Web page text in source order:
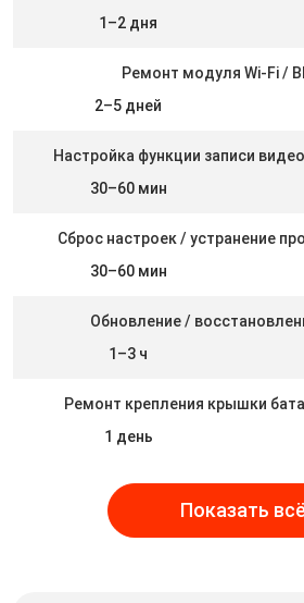
1–2 дня
Ремонт модуля Wi-Fi /
2–5 дней
Настройка функции записи
30–60 мин
Сброс настроек / устранение
30–60 мин
Обновление /
1–3 ч
Ремонт крепления крышки
1 день
Показать